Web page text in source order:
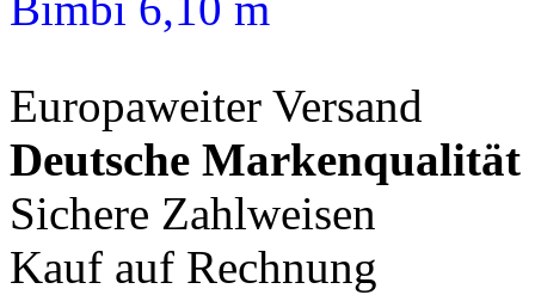
Europaweiter Versand
Deutsche Markenqualität
Sichere Zahlweisen
Kauf auf Rechnung